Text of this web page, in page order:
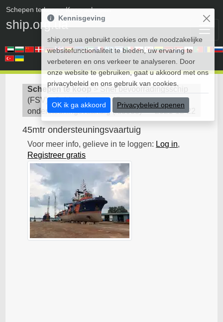
Schepen te koop• Koop schepen
ship.org.ua
Schepen te koop
Snel bevoorradingsschip
(FSV) - Schip te koop>45mtr
ondersteuningsvaartuig (id3983) 2021-12-22
45mtr ondersteuningsvaartuig
Voor meer info, gelieve in te loggen: Log in,
Registreer gratis
Kennisgeving
ship.org.ua gebruikt cookies om de noodzakelijke
websitefunctionaliteit te bieden, uw ervaring te
verbeteren en ons verkeer te analyseren. Door
onze website te gebruiken, gaat u akkoord met ons
privacybeleid en ons gebruik van cookies.
OK ik ga akkoord Privacybeleid openen